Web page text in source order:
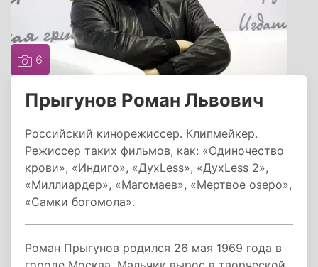
6
Прыгунов Роман Львович
Российский кинорежиссер. Клипмейкер.
Режиссер таких фильмов, как: «Одиночество
крови», «Индиго», «ДyxLess», «ДухLess 2»,
«Миллиардер», «Магомаев», «Мертвое озеро»,
«Самки богомола».
Роман Прыгунов родился 26 мая 1969 года в